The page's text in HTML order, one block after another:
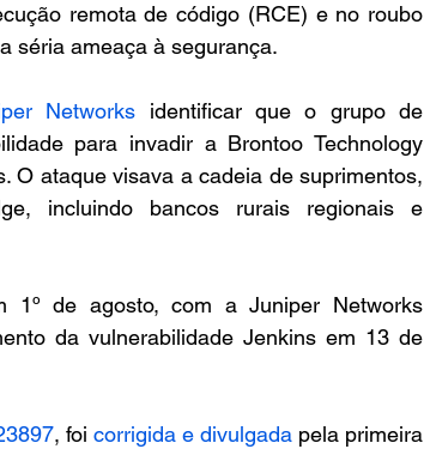
remota de código (RCE) e no roubo
séria ameaça à segurança.
Networks identificar que o grupo de
para invadir a Brontoo Technology
O ataque visava a cadeia de suprimentos,
incluindo bancos rurais regionais e
1º de agosto, com a Juniper Networks
da vulnerabilidade Jenkins em 13 de
, foi corrigida e divulgada pela primeira